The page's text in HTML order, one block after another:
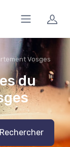
Vosges
du
Rechercher